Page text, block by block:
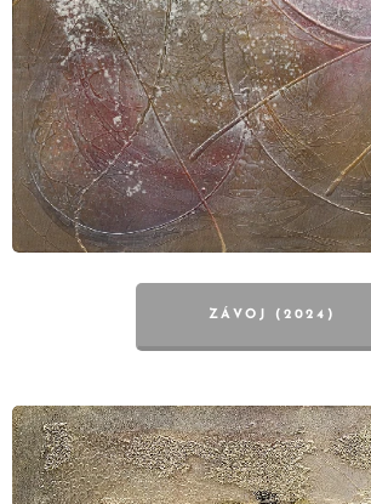
ZÁVOJ (2024)